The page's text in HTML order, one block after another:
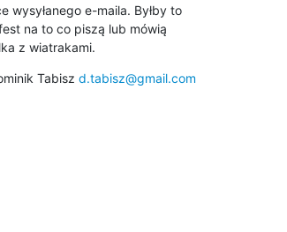
wysyłanego e-maila. Byłby to
na to co piszą lub mówią
z wiatrakami.
Tabisz d.tabisz@gmail.com